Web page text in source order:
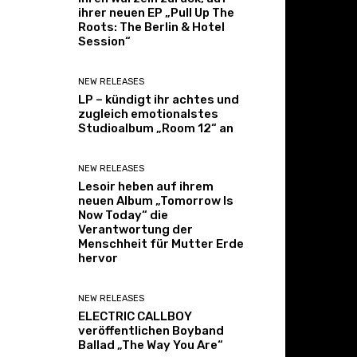
ihrer neuen EP „Pull Up The
Roots: The Berlin & Hotel
Session“
NEW RELEASES
LP – kündigt ihr achtes und
zugleich emotionalstes
Studioalbum „Room 12“ an
NEW RELEASES
Lesoir heben auf ihrem
neuen Album „Tomorrow Is
Now Today“ die
Verantwortung der
Menschheit für Mutter Erde
hervor
NEW RELEASES
ELECTRIC CALLBOY
veröffentlichen Boyband
Ballad „The Way You Are“